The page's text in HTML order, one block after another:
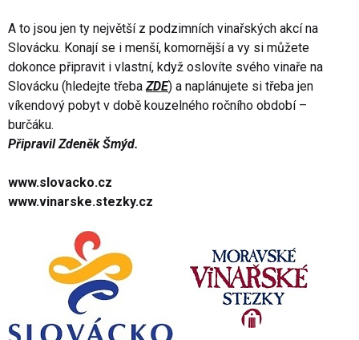
A to jsou jen ty největší z podzimních vinařských akcí na
Slovácku. Konají se i menší, komornější a vy si můžete
dokonce připravit i vlastní, když oslovíte svého vinaře na
Slovácku (hledejte třeba ZDE) a naplánujete si třeba jen
víkendový pobyt v době kouzelného ročního období –
burčáku.
Připravil Zdeněk Šmýd.
www.slovacko.cz
www.vinarske.stezky.cz